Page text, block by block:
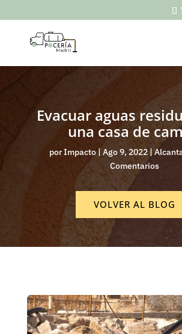
Evacuar aguas
una casa de
porImpacto| Ago 9, 2022|
Comentarios
VOLVER AL BLOG